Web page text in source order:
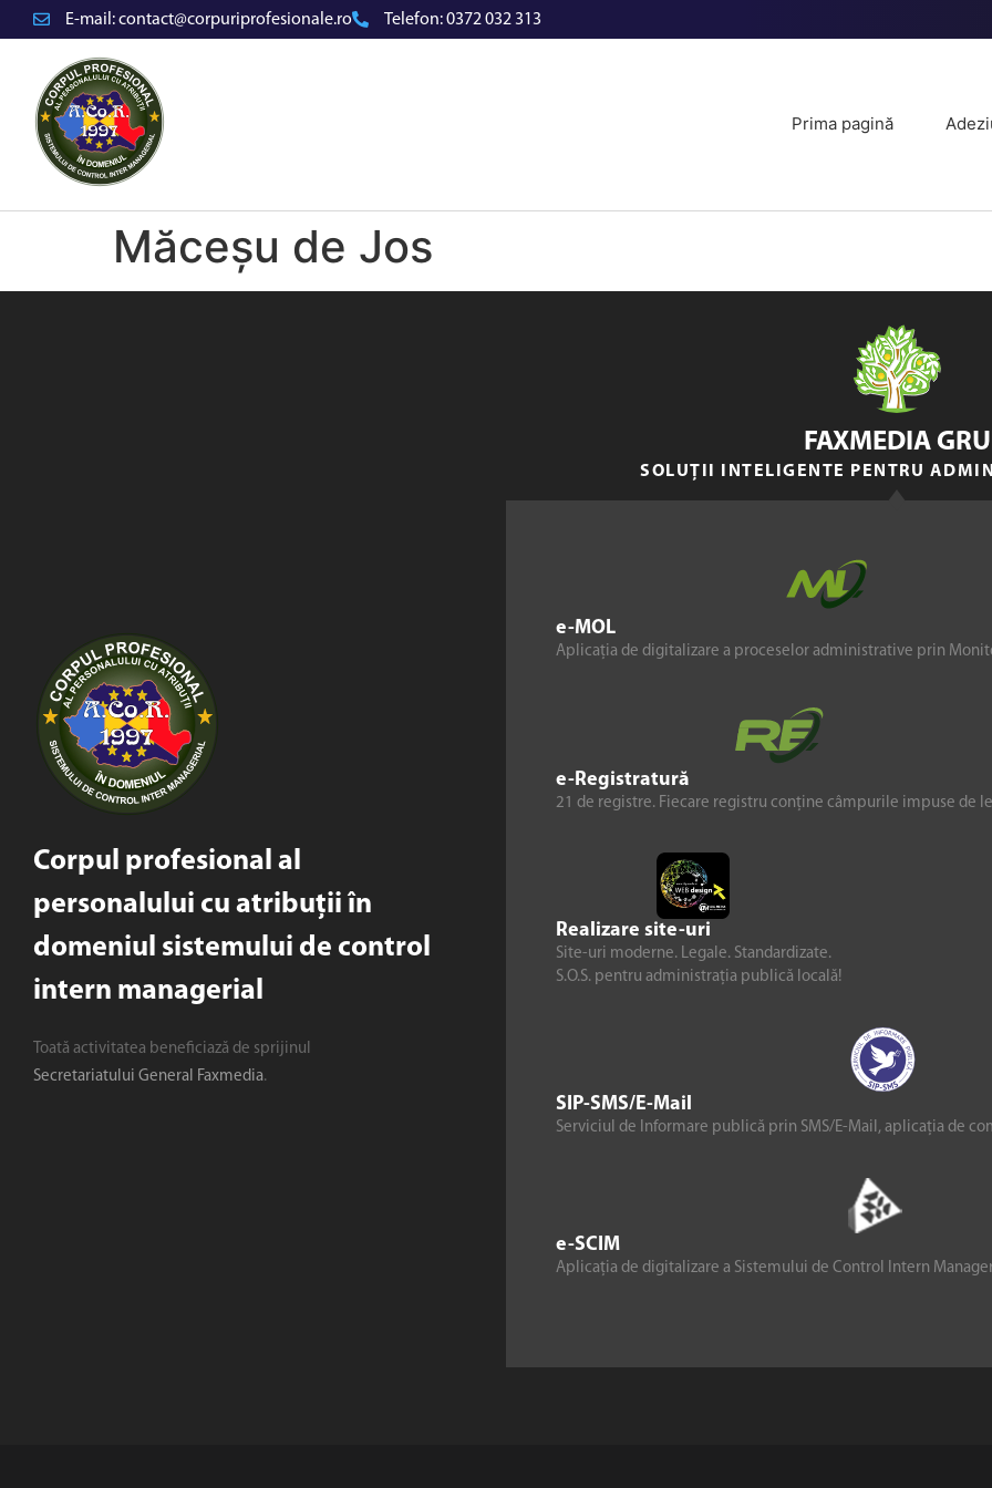
E-mail:contact@corpuriprofesionale.ro Telefon:0372 032 313
Prima pagină
Măceșu de Jos
Corpul profesional al
personalului cu atribuții în
domeniul sistemului de control
intern managerial
Toată activitatea beneficiază de sprijinul
Secretariatului General Faxmedia.
e-MOL
Aplicația de digitalizare a proceselor administrative prin
e-Registratură
21 de registre. Fiecare registru conține câmpurile impuse de
Realizare site-uri
Site-uri moderne. Legale. Standardizate.
S.O.S. pentru administrația publică locală!
SIP-SMS/E-Mail
Serviciul de Informare publică prin SMS/E-Mail, aplicația de
e-SCIM
Aplicația de digitalizare a Sistemului de Control Intern
FAXMEDIA
SOLUȚII INTELIGENTE PENTRU